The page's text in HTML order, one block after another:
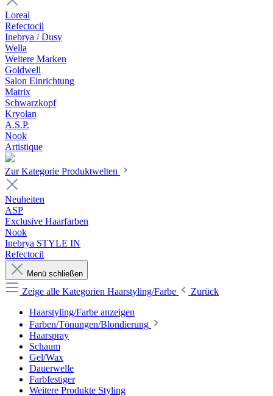
Loreal
Refectocil
Inebrya / Dusy
Wella
Weitere Marken
Goldwell
Salon Einrichtung
Matrix
Schwarzkopf
Kryolan
A.S.P.
Nook
Artistique
Zur Kategorie Produktwelten
Neuheiten
ASP
Exclusive Haarfarben
Nook
Inebrya STYLE IN
Refectocil
Menü schließen
Zeige alle Kategorien Haarstyling/Farbe
Zurück
Haarstyling/Farbe anzeigen
Farben/Tönungen/Blondierung
Haarspray
Schaum
Gel/Wax
Dauerwelle
Farbfestiger
Weitere Produkte Styling